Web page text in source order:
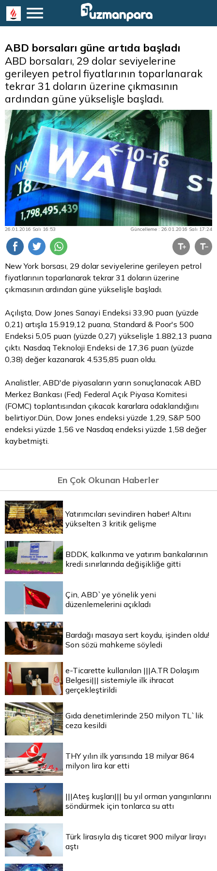
ABD borsaları güne artıda başladı
ABD borsaları, 29 dolar seviyelerine
gerileyen petrol fiyatlarının toparlanarak
tekrar 31 doların üzerine çıkmasının
ardından güne yükselişle başladı.
26.01.2016 Salı 16:53 Güncelleme : 26.01.2016 Salı 17:24
New York borsası, 29 dolarseviyelerine gerileyen petrol
fiyatlarının toparlanarak tekrar 31 doların üzerine
çıkmasının ardından güne yükselişle başladı.
Açılışta, Dow Jones Sanayi Endeksi 33,90 puan (yüzde
0,21) artışla 15.919,12 puana, Standard & Poor's 500
Endeksi 5,05 puan (yüzde 0,27) yükselişle 1.882,13 puana
çıktı. Nasdaq Teknoloji Endeksi de 17,36 puan (yüzde
0,38) değer kazanarak 4.535,85 puan oldu.
Analistler, ABD'de piyasaların yarın sonuçlanacak ABD
Merkez Bankası (Fed) Federal Açık Piyasa Komitesi
(FOMC) toplantısından çıkacak kararlara odaklandığını
belirtiyor.Dün, Dow Jones endeksi yüzde 1,29, S&P 500
endeksi yüzde 1,56 ve Nasdaq endeksi yüzde 1,58 değer
kaybetmişti.
En Çok Okunan Haberler
Yatırımcıları sevindiren haber! Altını
yükselten 3 kritik gelişme
BDDK, kalkınma ve yatırım bankalarının
kredi sınırlarında değişikliğe gitti
Çin, ABD`ye yönelik yeni
düzenlemelerini açıkladı
Bardağı masaya sert koydu, işinden oldu!
Son sözü mahkeme söyledi
e-Ticarette kullanılan |||A.TR Dolaşım
Belgesi||| sistemiyle ilk ihracat
gerçekleştirildi
Gıda denetimlerinde 250 milyon TL`lik
ceza kesildi
THY yılın ilk yarısında 18 milyar 864
milyon lira kar etti
|||Ateş kuşları||| bu yıl orman yangınlarını
söndürmek için tonlarca su attı
Türk lirasıyla dış ticaret 900 milyar lirayı
aştı